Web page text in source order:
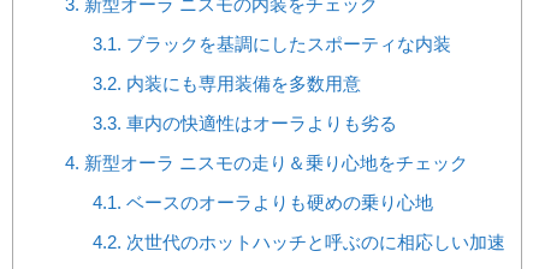
3.1. ブラックを基調にしたスポーティな内装
3.2. 内装にも専用装備を多数用意
3.3. 車内の快適性はオーラよりも劣る
4. 新型オーラ ニスモの走り＆乗り心地をチェック
4.1. ベースのオーラよりも硬めの乗り心地
4.2. 次世代のホットハッチと呼ぶのに相応しい加速